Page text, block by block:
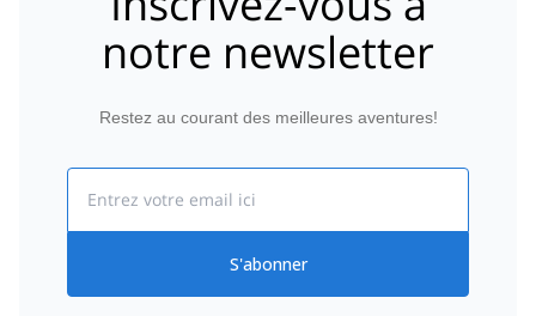
notre newsletter
Restez au courant des meilleures aventures!
S'abonner